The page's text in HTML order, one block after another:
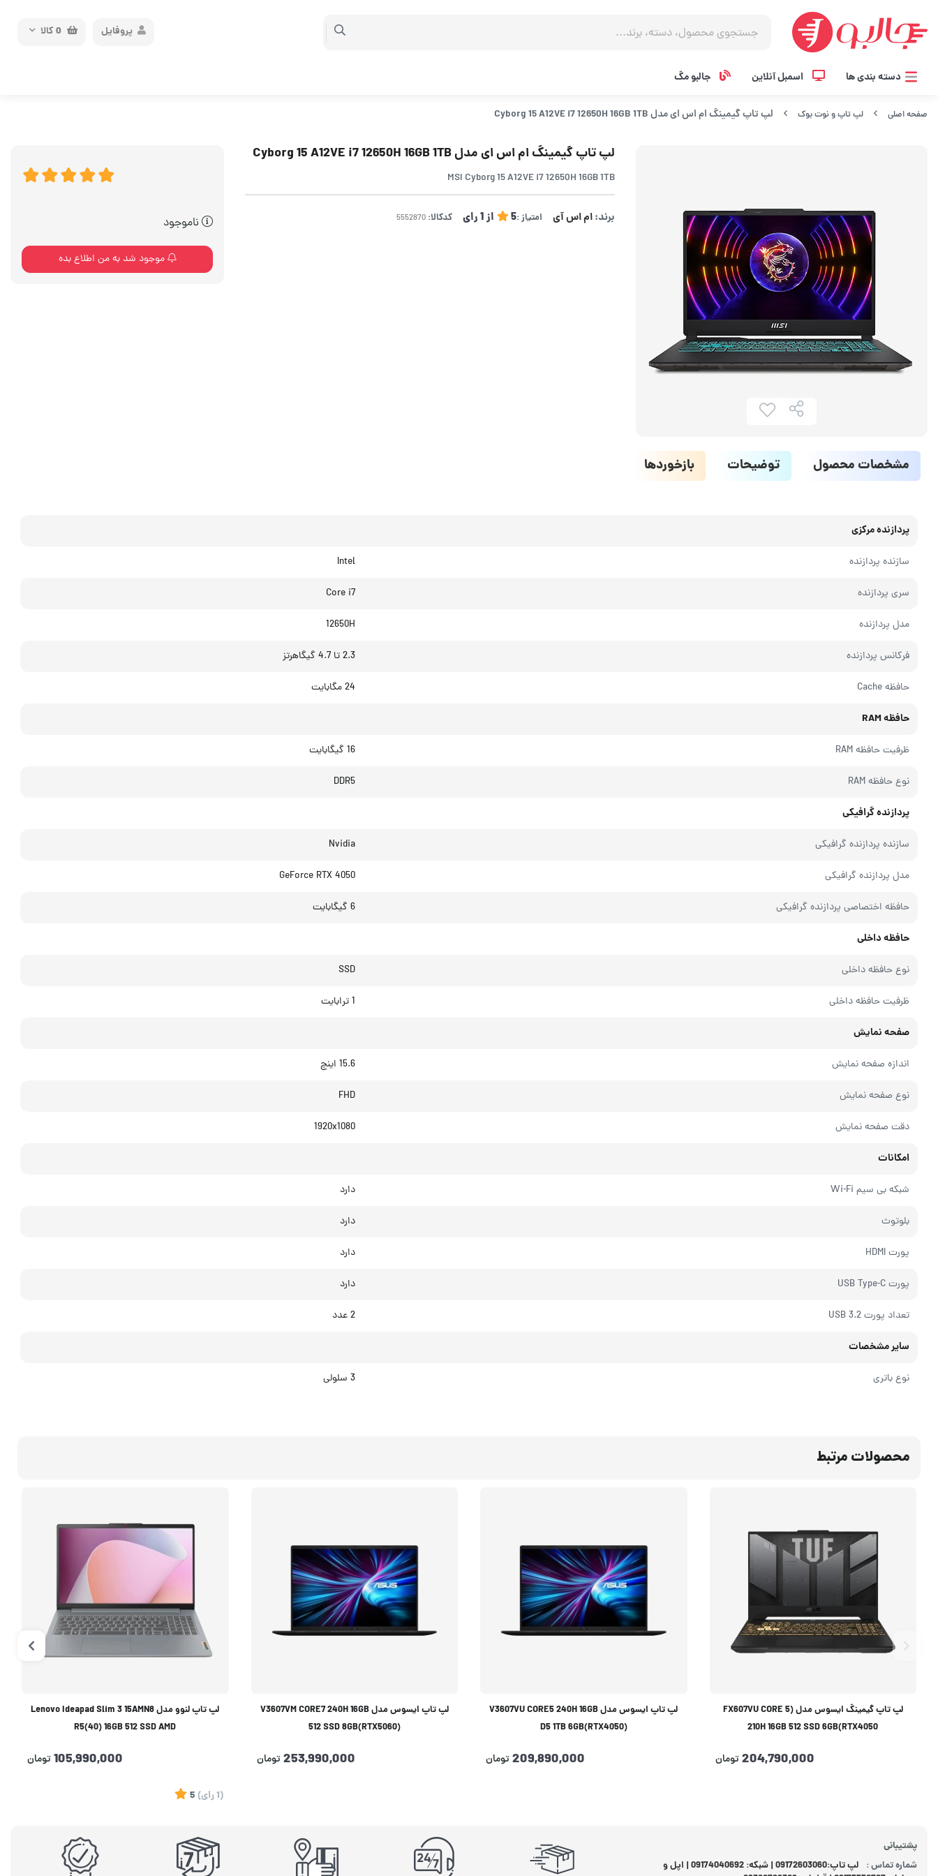
0کالا پروفایل
دسته بندی ها اسمبل آنلاین جالبو مگ
صفحه اصلی لپ تاپ و نوت بوک لپ تاپ گیمینگ ام اس ای مدل Cyborg 15 A12VE i7 12650H 16GB 1TB
لپ تاپ گیمینگ ام اس ای مدل Cyborg 15 A12VE i7 12650H 16GB 1TB
MSI Cyborg 15 A12VE i7 12650H 16GB 1TB
برند:ام اس آی امتیاز :5 از1رای کدکالا: ناموجود
موجود شد به من اطلاع بده
مشخصات محصول توضیحات بازخوردها
پردازنده مرکزی
سازنده پردازنده Intel
سری پردازنده Core i7
مدل پردازنده 12650H
فرکانس پردازنده 2.3 تا 4.7 گیگاهرتز
حافظه Cache 24 مگابایت
حافظه RAM
ظرفیت حافظه RAM 16 گیگابایت
نوع حافظه RAM DDR5
پردازنده گرافیکی
سازنده پردازنده گرافیکی Nvidia
مدل پردازنده گرافیکی GeForce RTX 4050
حافظه اختصاصی پردازنده گرافیکی 6 گیگابایت
حافظه داخلی
نوع حافظه داخلی SSD
ظرفیت حافظه داخلی 1 ترابایت
صفحه نمایش
اندازه صفحه نمایش 15.6 اینچ
نوع صفحه نمایش FHD
دقت صفحه نمایش 1920x1080
امکانات
شبکه بی سیم Wi-Fi دارد
بلوتوث دارد
پورت HDMI دارد
پورت USB Type-C دارد
تعداد پورت USB 3.2 2 عدد
سایر مشخصات
نوع باتری 3 سلولی
محصولات مرتبط
لپ تاپ گیمینگ ایسوس مدل (FX607VU CORE 5
210H 16GB 512 SSD 6GB(RTX4050
204,790,000 تومان
لپ تاپ ایسوس مدل V3607VU CORE5 240H 16GB
D5 1TB 6GB(RTX4050)
209,890,000تومان
لپ تاپ ایسوس مدل V3607VM CORE7 240H 16GB
512 SSD 8GB(RTX5060)
253,990,000 تومان
لپ تاپ لنوو مدل Lenovo Ideapad Slim 3 15AMN8
R5(40) 16GB 512 SSD AMD
105,990,000تومان
(1 رای)
5
پشتیبانی
شماره تماس :
لپ تاپ:09172603060 | شبکه: 09174040692 | اپل و